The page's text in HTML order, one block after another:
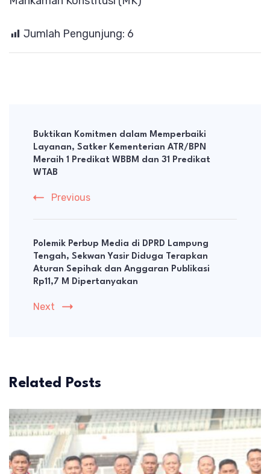
Jumlah Pengunjung: 6
Navigation
Buktikan Komitmen dalam Memperbaiki
Layanan, Satker Kementerian ATR/BPN
Meraih 1 Predikat WBBM dan 31 Predikat
WTAB
Previous
Polemik Perbup Media di DPRD Lampung
Tengah, Sekwan Yasir Diduga Terapkan
Aturan Sepihak dan Anggaran Publikasi
Rp11,7 M Dipertanyakan
Next
Related Posts